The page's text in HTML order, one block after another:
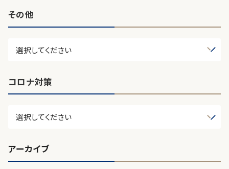
その他
コロナ対策
アーカイブ